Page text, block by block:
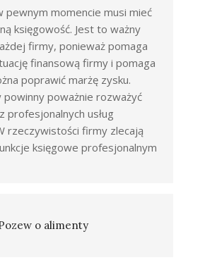
pewnym momencie musi mieć
księgowość. Jest to ważny
firmy, ponieważ pomaga
finansową firmy i pomaga
poprawić marżę zysku.
poważnie rozważyć
profesjonalnych usług
rzeczywistości firmy zlecają
księgowe profesjonalnym
o alimenty